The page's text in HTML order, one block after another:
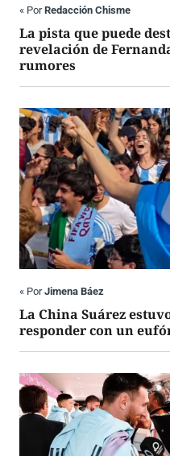
« PorRedacción Chisme
La pista que puede
revelación de
rumores
« PorJimena Báez
La China Suárez
responder con un